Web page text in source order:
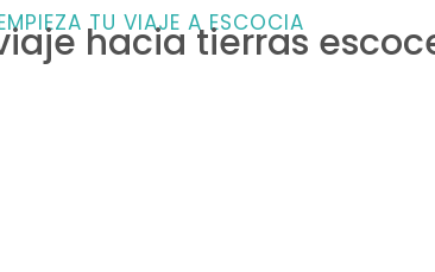
TU VIAJE A ESCOCIA
hacia tierras